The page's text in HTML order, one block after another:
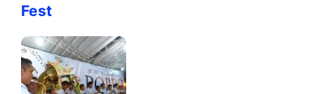
Fest